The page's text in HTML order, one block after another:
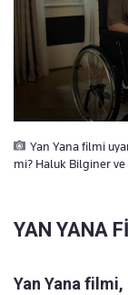
Yan Yana filmi
mi? Haluk Bilginer
YAN YANA
Yan Yana